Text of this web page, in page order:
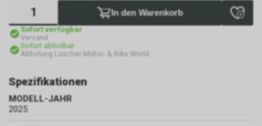
In den Warenkorb
Sofort verfügbar
Versand
Sofort abholbar
Abholung Lüscher Motor- & Bike World
Spezifikationen
MODELL-JAHR
2025